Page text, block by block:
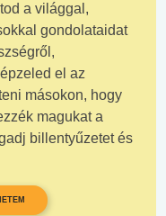
a világgal,
gondolataidat
el az
másokon, hogy
magukat a
billentyűzetet és